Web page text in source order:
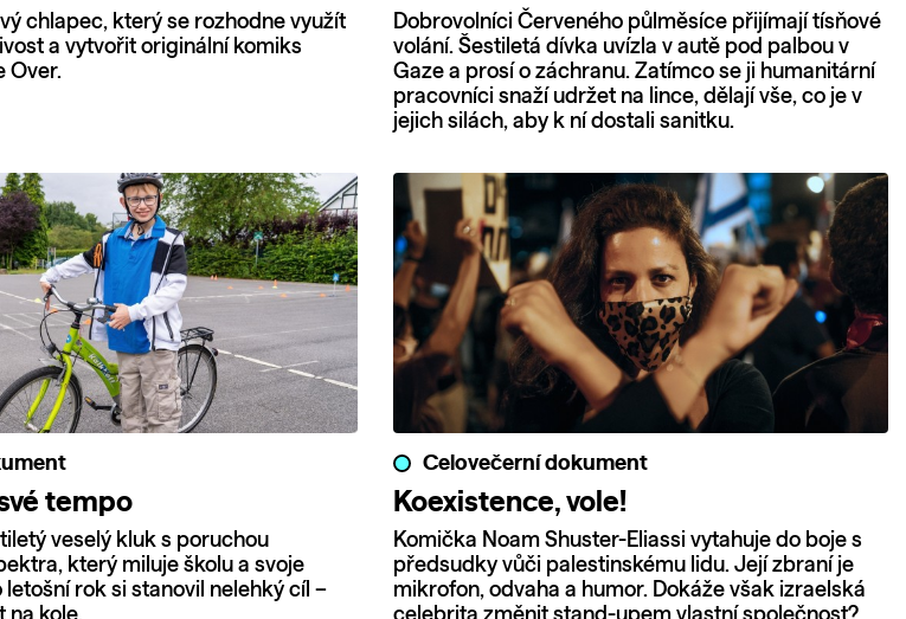
chlapec, který se rozhodne využít
a vytvořit originální komiks
Over.
Dobrovolníci Červeného půlměsíce přijímají tísňové
volání. Šestiletá dívka uvízla v autě pod palbou v
Gaze a prosí o záchranu. Zatímco se ji humanitární
pracovníci snaží udržet na lince, dělají vše, co je v
jejich silách, aby k ní dostali sanitku.
tempo
veselý kluk s poruchou
který miluje školu a svoje
letošní rok si stanovil nelehký cíl –
Celovečerní dokument
Koexistence, vole!
Komička Noam Shuster-Eliassi vytahuje do boje s
předsudky vůči palestinskému lidu. Její zbraní je
mikrofon, odvaha a humor. Dokáže však izraelská